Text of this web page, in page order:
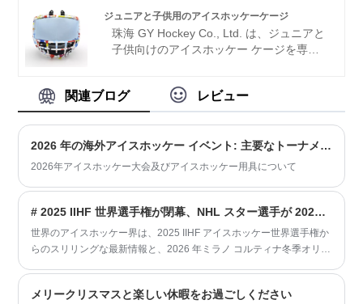
ジュニアと子供用のアイスホッケーケージ
珠海 GY Hockey Co., Ltd. は、ジュニアと
子供向けのアイスホッケー ケージを専門
せ、金型設計から生産、アフターサポート
までをワンストップで提供する総合的なプ
することに全力で取り組んでいます。
関連ブログ レビュー
2026 年の海外アイスホッケー イベント: 主要なトーナメント、スケジュール、注目の瞬間
2026年アイスホッケー大会及びアイスホッケー用具について
# 2025 IIHF 世界選手権が閉幕、NHL スター選手が 2026 年オリンピックアイスホッケーに向けて準備 – GY Hockey の認定ギアセット安全ベンチマーク
世界のアイスホッケー界は、2025 IIHF アイスホッケー世界選手権か
らのスリリングな最新情報と、2026 年ミラノ コルティナ冬季オリン
舞台に向けて準備を整える中、**認定アイスホッケー保護具**に対す
メリークリスマスと楽しい休暇をお過ごしください